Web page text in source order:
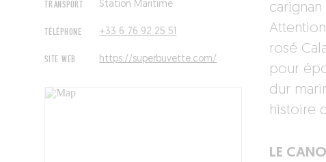
TRANSPORT Station Maritime
TÉLÉPHONE +33 6 76 92 25 51
SITE WEB https://superbuvette.com/
carignan
rosé
pour
dur
histoire
LE